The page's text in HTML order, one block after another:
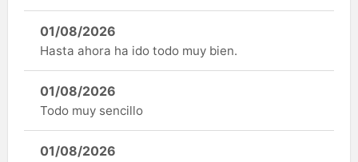
01/08/2026
Hasta ahora ha ido todo muy bien.
01/08/2026
Todo muy sencillo
01/08/2026